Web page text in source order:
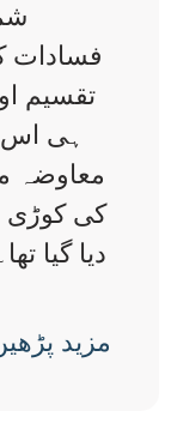
فسادات
تقسیم
ہی اس
معاوضہ
کی کوڑی
دیا گیا
مزید